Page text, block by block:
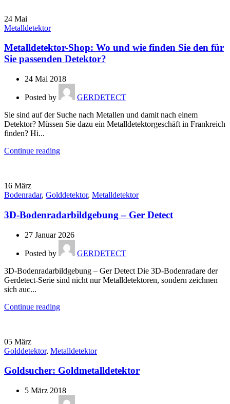
24 Mai
Metalldetektor
Metalldetektor-Shop: Wo und wie finden Sie den für
Sie passenden Detektor?
24 Mai 2018
Posted by
GERDETECT
Sie sind auf der Suche nach Metallen und damit nach einem
Detektor? Müssen Sie dazu ein Metalldetektorgeschäft in Frankreich
finden? Hi...
Continue reading
16 März
Bodenradar, Golddetektor, Metalldetektor
3D-Bodenradarbildgebung – Ger Detect
27 Januar 2026
Posted by
GERDETECT
3D-Bodenradarbildgebung – Ger Detect Die 3D-Bodenradare der
Gerdetect-Serie sind nicht nur Metalldetektoren, sondern zeichnen
sich auc...
Continue reading
05 März
Golddetektor, Metalldetektor
Goldsucher: Goldmetalldetektor
5 März 2018